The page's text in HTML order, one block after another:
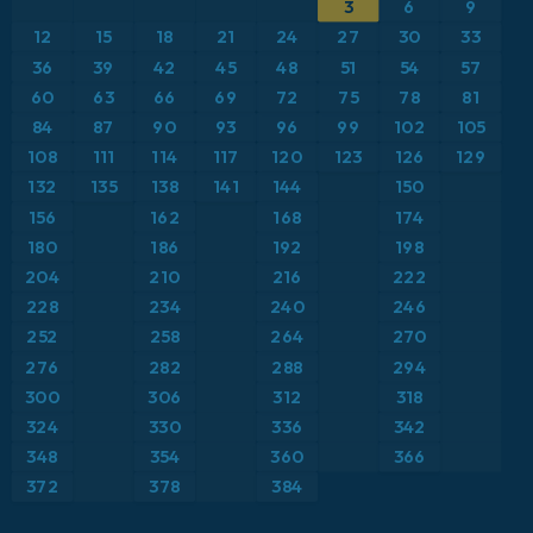
ICON Alemania 2 km
Caribe
Escandinavia
Estados Unidos
Europa
Francia
Grecia
Islandia
Anomalía de temperatura a 850 hPa
CAPE
Precipitación, nubes y presión
Profundidad de nieve
Punto de rocío a 2 m
Ráfagas de Viento Máximas
Ráfagas de viento
3 6
9
12
15 18 21 24 27 30 33
36 39 42 45 48 51 54
57
60
63 66 69 72 75 78 81
84 87 90 93 96 99 102 105
108 111 114 117 120 123 126 129
132 135 138 141 144
150
156
162 168
174
180
186 192
198
204
210 216 222
228 234 240 246
252 258 264
270
276
282 288
294
300
306 312
318
324
330 336 342
348 354 360 366
372 378 384